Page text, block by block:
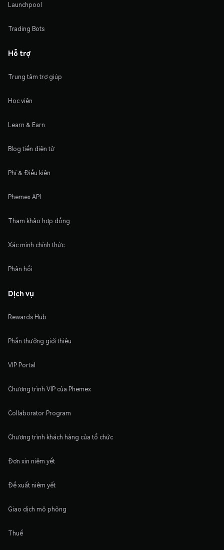
Launchpool
Trading Bots
Hỗ trợ
Trung tâm trợ giúp
Học viện
Learn & Earn
Blog tiền điện tử
Phí & Điều kiện
Phemex API
Tham khảo hợp đồng
Xác minh chính thức
Phản hồi
Dịch vụ
Rewards Hub
Phần thưởng giới thiệu
VIP Portal
Chương trình VIP của Phemex
Collaborator Program
Chương trình khách hàng của tổ chức
Đơn xin niêm yết
Đề xuất niêm yết
Giao dịch mô phỏng
Thuế